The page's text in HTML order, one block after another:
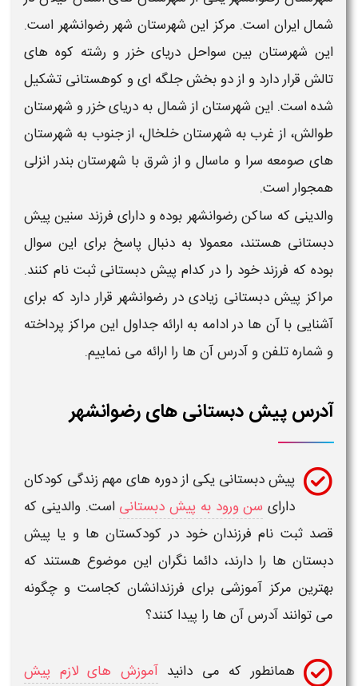
است. مرکز این شهرستان شهر رضوانشهر است.
بین سواحل دریای خزر و رشته کوه‌ های
دارد و از دو بخش جلگه‌ ای و کوهستانی تشکیل
این شهرستان از شمال به دریای خزر و شهرستان
غرب به شهرستان خلخال، از جنوب به شهرستان‌
سرا و ماسال و از شرق با شهرستان بندر انزلی
است.
که ساکنرضوانشهربوده و دارای فرزند سنین پیش
هستند، معمولا به دنبال پاسخ برای این سوال
خود را در کدامپیش دبستانیثبت نام کنند.
دبستانیزیادی دررضوانشهرقرار دارد که برای
آن ها در ادامه به ارائه جداول این مراکز پرداخته
تلفن وآدرسآن ها را ارائه می نماییم.
دبستانی های رضوانشهر
دبستانییکی از دوره های مهم زندگی کودکان
سن ورود به پیش دبستانیاست. والدینی که
نام فرزندان خود درکودکستان هاو یاپیش
هارا دارند، دائما نگران این موضوع هستند که
آموزشی برای فرزندانشان کجاست و چگونه
آدرسآن ها را پیدا کنند؟
که می دانید آموزش های لازم پیش